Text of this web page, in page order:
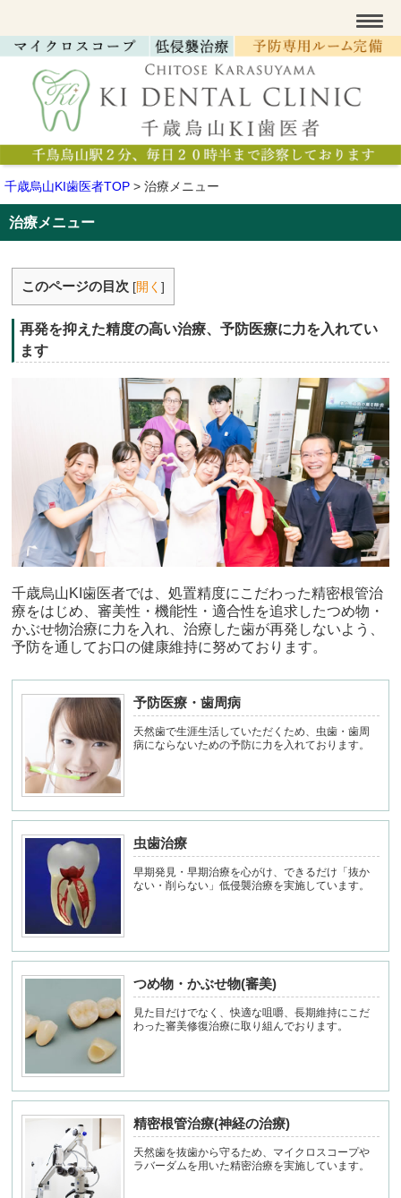
千歳烏山KI歯医者TOP > 治療メニュー
治療メニュー
このページの目次 [開く]
再発を抑えた精度の高い治療、予防医療に力を入れてい
ます
千歳烏山KI歯医者では、処置精度にこだわった精密根管治
療をはじめ、審美性・機能性・適合性を追求したつめ物・
かぶせ物治療に力を入れ、治療した歯が再発しないよう、
予防を通してお口の健康維持に努めております。
予防医療・歯周病
天然歯で生涯生活していただくため、虫歯・歯周
病にならないための予防に力を入れております。
虫歯治療
早期発見・早期治療を心がけ、できるだけ「抜か
ない・削らない」低侵襲治療を実施しています。
つめ物・かぶせ物(審美)
見た目だけでなく、快適な咀嚼、長期維持にこだ
わった審美修復治療に取り組んでおります。
精密根管治療(神経の治療)
天然歯を抜歯から守るため、マイクロスコープや
ラバーダムを用いた精密治療を実施しています。